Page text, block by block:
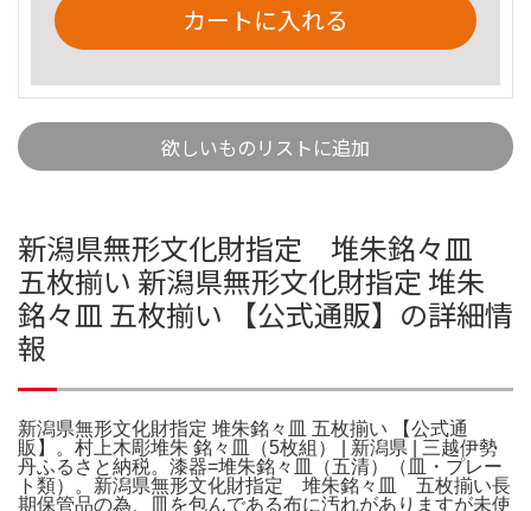
カートに入れる
欲しいものリストに追加
新潟県無形文化財指定 堆朱銘々皿
五枚揃い 新潟県無形文化財指定 堆朱
銘々皿 五枚揃い 【公式通販】の詳細情
報
新潟県無形文化財指定 堆朱銘々皿 五枚揃い 【公式通
販】。村上木彫堆朱 銘々皿（5枚組） | 新潟県 | 三越伊勢
丹ふるさと納税。漆器=堆朱銘々皿（五清）（皿・プレー
ト類）。新潟県無形文化財指定 堆朱銘々皿 五枚揃い長
期保管品の為、皿を包んである布に汚れがありますが未使